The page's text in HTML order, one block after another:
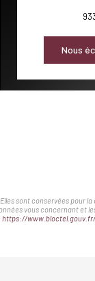
Nous
sont conservées pour
vous concernant et
https://www.bloctel.gouv.fr/